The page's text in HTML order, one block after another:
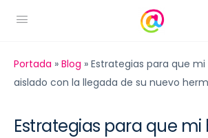
Portada » Blog » Estrategias para que
aislado con la llegada de su nuevo
Estrategias para que mi